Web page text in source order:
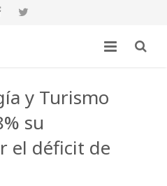
y Turismo
su
el déficit de